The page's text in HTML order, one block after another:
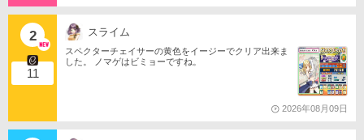
2
11
スライム
スペクターチェイサーの黄色をイージーでクリア出来ま
した。 ノマゲはビミョーですね。
2026年08月09日